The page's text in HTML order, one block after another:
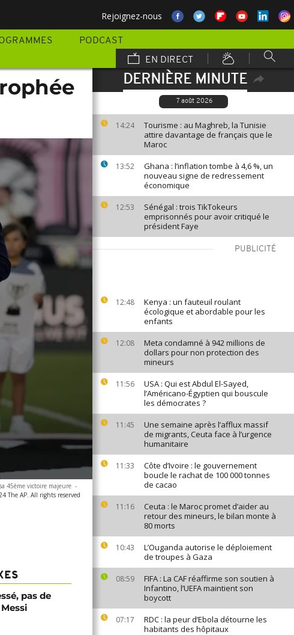
Rejoignez-nous
PODCAST
EN DIRECT
DERNIÈRE MINUTE
7 août 2026
14:24
Tourisme : au Maghreb, la Tunisie
attire davantage de français que le
Maroc
13:52
Ghana : l’inflation tombe à 4,6 %, un
nouveau signe de redressement
économique
12:53
Sénégal : trois TikTokeurs
emprisonnés pour avoir critiqué le
président Faye
PUBLICITÉ
12:48
Kenya : un fauteuil roulant
écologique et abordable pour les
enfants
12:08
Meta condamné à 942 millions de
dollars pour non protection des
mineurs
11:56
USA : Qui est Abdul El-Sayed,
l’Américano-Égyptien qui bouscule
les démocrates ?
11:45
Une semaine après l’afflux massif
de migrants, Ceuta face à l’urgence
humanitaire
11:33
Côte d’Ivoire : le gouvernement
boucle le rachat de 100 000 tonnes
de cacao
11:16
Ceuta : le Maroc promet d’aider au
retour des mineurs, le bilan monte à
80 morts
10:43
L’Ouganda autorise le déploiement
de troupes à Gaza
08:59
FIFA : La CAF réaffirme son soutien à
Infantino, l’UEFA maintient son
boycott
07:17
RDC : la peur d’Ebola détourne les
habitants des hôpitaux
45ème victoire majeure -
The AP. All rights reserved
pas de